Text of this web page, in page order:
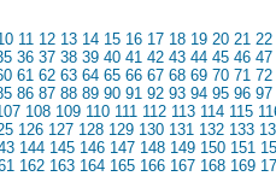
11 12 13 14 15 16 17 18 19 20 21 22
36 37 38 39 40 41 42 43 44 45 46 47
61 62 63 64 65 66 67 68 69 70 71 72
86 87 88 89 90 91 92 93 94 95 96 97
108 109 110 111 112 113 114 115
126 127 128 129 130 131 132 133
144 145 146 147 148 149 150 151
162 163 164 165 166 167 168 169